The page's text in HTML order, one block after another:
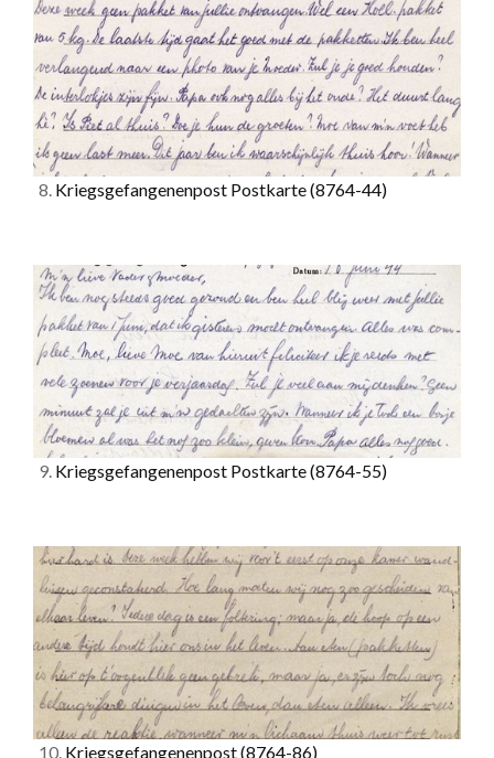
8. Kriegsgefangenenpost Postkarte(8764-44)
9. Kriegsgefangenenpost Postkarte(8764-55)
10. Kriegsgefangenenpost(8764-86)